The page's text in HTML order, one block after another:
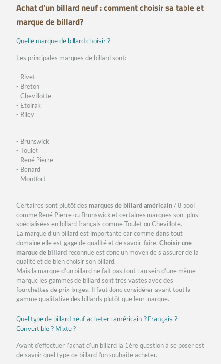
Achat d’un billard neuf : comment choisir sa table et
marque de billard?
Quelle marque de billard choisir ?
Les principales marques de billard sont:
- Rivet
- Breton
- Chevillotte
- Etolrak
- Riley
- Brunswick
- Toulet
- René Pierre
- Benard
- Montfort
Certaines sont plutôt des marques de billard américain/ 8 pool
comme René Pierre ou Brunswick et certaines marques sont plus
spécialisées en billard français comme Toulet ou Chevillote.
La marque d’un billard est importante car comme dans tout
domaine elle est gage de qualité et de savoir-faire. Choisir une
marque de billard reconnue est donc un moyen de s’assurer de la
qualité et de bien choisir son billard.
Mais la marque d’un billard ne fait pas tout : au sein d’une même
marque les gammes de billard sont très vastes avec des
fourchettes de prix larges. Il faut donc considérer avant tout la
gamme qualitative des billards plutôt que leur marque.
Quel type de billard neuf acheter : américain ? Français ?
Convertible ? Mixte ?
Avant d’effectuer l’achat d’un billard la 1ère question à se poser est
de savoir quel type de billard l’on souhaite acheter.